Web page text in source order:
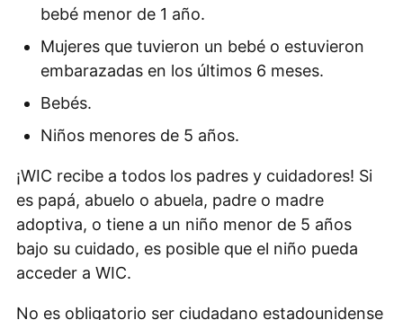
bebé menor de 1 año.
Mujeres que tuvieron un bebé o estuvieron
embarazadas en los últimos 6 meses.
Bebés.
Niños menores de 5 años.
¡WIC recibe a todos los padres y cuidadores! Si
es papá, abuelo o abuela, padre o madre
adoptiva, o tiene a un niño menor de 5 años
bajo su cuidado, es posible que el niño pueda
acceder a WIC.
No es obligatorio ser ciudadano estadounidense